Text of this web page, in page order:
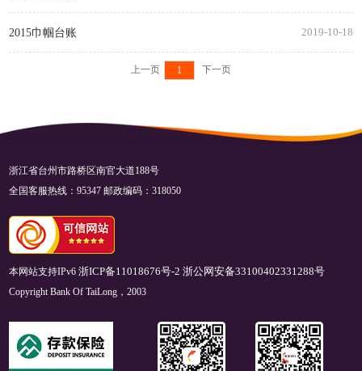
2015巾帼台账 2019-10-18
上一页 1 下一页
浙江省台州市路桥区南官大道188号
全国客服热线：95347 邮政编码：318050
本网站支持IPv6 浙ICP备11018676号-2 浙公网安备33100402331288号
Copyright Bank Of TaiLong，2003